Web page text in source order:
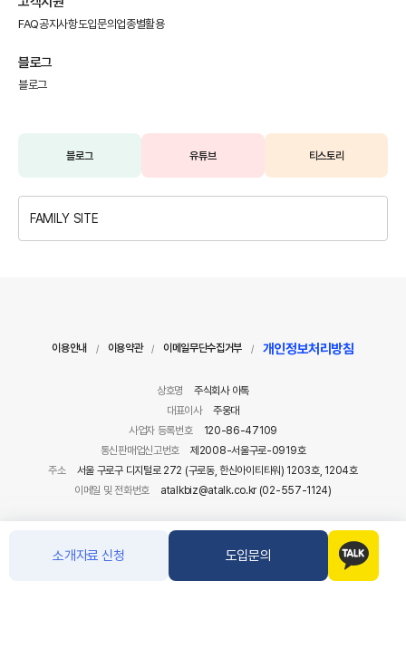
소개자료 신청 도입문의
FAQ공지사항도입문의 업종별활용
블로그
블로그
블로그 유튜브 티스토리
FAMILY SITE
상호명
주식회사 아톡
대표이사
주웅대
사업자 등록번호
120-86-47109
통신판매업신고번호
제2008-서울구로-0919호
서울 구로구 디지털로 272 (구로동, 한신아이티타워) 1203호, 1204호